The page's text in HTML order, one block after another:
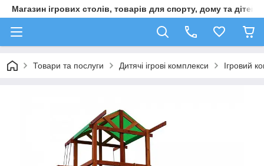
Магазин ігрових столів, товарів для спорту, дому та дітей
Товари та послуги Дитячі ігрові комплекси Ігровий